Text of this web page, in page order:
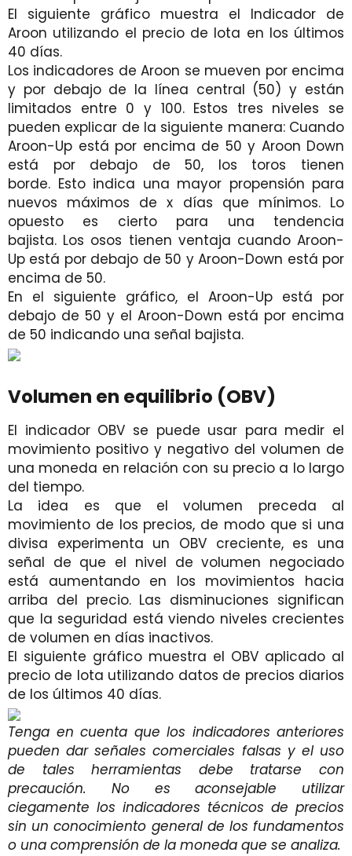
El siguiente gráfico muestra el Indicador de
Aroon utilizando el precio de Iota en los últimos
40 días.
Los indicadores de Aroon se mueven por encima
y por debajo de la línea central (50) y están
limitados entre 0 y 100. Estos tres niveles se
pueden explicar de la siguiente manera: Cuando
Aroon-Up está por encima de 50 y Aroon Down
está por debajo de 50, los toros tienen
borde. Esto indica una mayor propensión para
nuevos máximos de x días que mínimos. Lo
opuesto es cierto para una tendencia
bajista. Los osos tienen ventaja cuando Aroon-
Up está por debajo de 50 y Aroon-Down está por
encima de 50.
En el siguiente gráfico, el Aroon-Up está por
debajo de 50 y el Aroon-Down está por encima
de 50 indicando una señal bajista.
Volumen en equilibrio (OBV)
El indicador OBV se puede usar para medir el
movimiento positivo y negativo del volumen de
una moneda en relación con su precio a lo largo
del tiempo.
La idea es que el volumen preceda al
movimiento de los precios, de modo que si una
divisa experimenta un OBV creciente, es una
señal de que el nivel de volumen negociado
está aumentando en los movimientos hacia
arriba del precio. Las disminuciones significan
que la seguridad está viendo niveles crecientes
de volumen en días inactivos.
El siguiente gráfico muestra el OBV aplicado al
precio de Iota utilizando datos de precios diarios
de los últimos 40 días.
Tenga en cuenta que los indicadores anteriores
pueden dar señales comerciales falsas y el uso
de tales herramientas debe tratarse con
precaución. No es aconsejable utilizar
ciegamente los indicadores técnicos de precios
sin un conocimiento general de los fundamentos
o una comprensión de la moneda que se analiza.